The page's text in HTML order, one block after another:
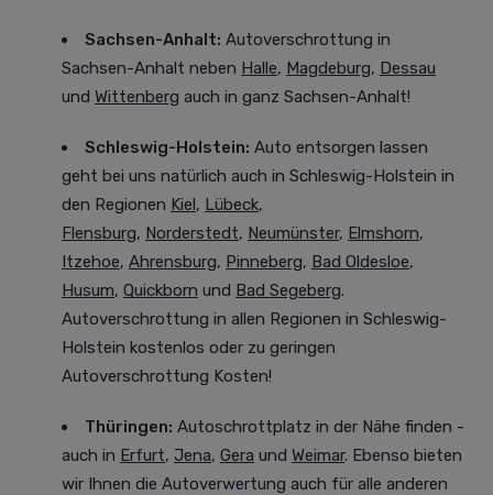
Sachsen-Anhalt: Autoverschrottung in
Sachsen-Anhalt neben Halle, Magdeburg, Dessau
und Wittenberg auch in ganz Sachsen-Anhalt!
Schleswig-Holstein: Auto entsorgen lassen
geht bei uns natürlich auch in Schleswig-Holstein in
den Regionen Kiel, Lübeck,
Flensburg, Norderstedt, Neumünster, Elmshorn,
Itzehoe, Ahrensburg, Pinneberg, Bad Oldesloe,
Husum, Quickborn und Bad Segeberg.
Autoverschrottung in allen Regionen in Schleswig-
Holstein kostenlos oder zu geringen
Autoverschrottung Kosten!
Thüringen: Autoschrottplatz in der Nähe finden -
auch in Erfurt, Jena, Gera und Weimar. Ebenso bieten
wir Ihnen die Autoverwertung auch für alle anderen